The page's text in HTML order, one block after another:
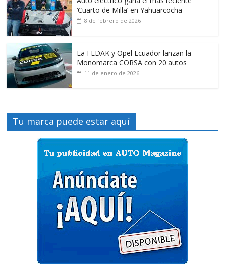
‘Cuarto de Milla’ en Yahuarcocha
8 de febrero de 2026
La FEDAK y Opel Ecuador lanzan la
Monomarca CORSA con 20 autos
11 de enero de 2026
Tu marca puede estar aquí